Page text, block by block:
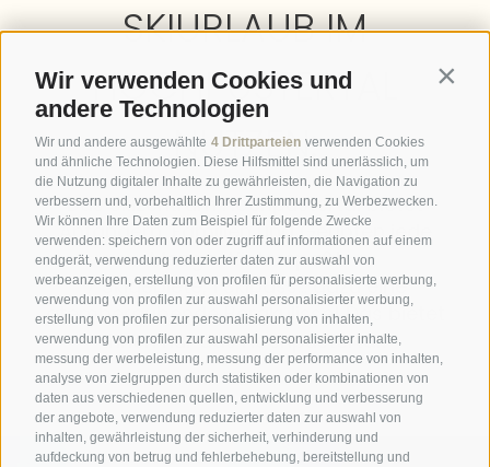
Wir verwenden Cookies und
andere Technologien
Wir und andere ausgewählte 4 Drittparteien verwenden Cookies
und ähnliche Technologien. Diese Hilfsmittel sind unerlässlich, um
die Nutzung digitaler Inhalte zu gewährleisten, die Navigation zu
verbessern und, vorbehaltlich Ihrer Zustimmung, zu Werbezwecken.
Wir können Ihre Daten zum Beispiel für folgende Zwecke
verwenden: speichern von oder zugriff auf informationen auf einem
endgerät, verwendung reduzierter daten zur auswahl von
werbeanzeigen, erstellung von profilen für personalisierte werbung,
verwendung von profilen zur auswahl personalisierter werbung,
erstellung von profilen zur personalisierung von inhalten,
verwendung von profilen zur auswahl personalisierter inhalte,
messung der werbeleistung, messung der performance von inhalten,
analyse von zielgruppen durch statistiken oder kombinationen von
daten aus verschiedenen quellen, entwicklung und verbesserung
der angebote, verwendung reduzierter daten zur auswahl von
inhalten, gewährleistung der sicherheit, verhinderung und
aufdeckung von betrug und fehlerbehebung, bereitstellung und
SKIURLAUB IM
HOCHPUSTERTAL
NUTZEN:
Das Skizentrum Hochpustertal bietet
Anfängern, Familien und Geübten jede
Menge Winterspaß!
7 Skigebiete, 1 Skipass… dazu eine
atemberaubende Bergkulisse! Das bietet
Ihnen nur das Hochpustertal!